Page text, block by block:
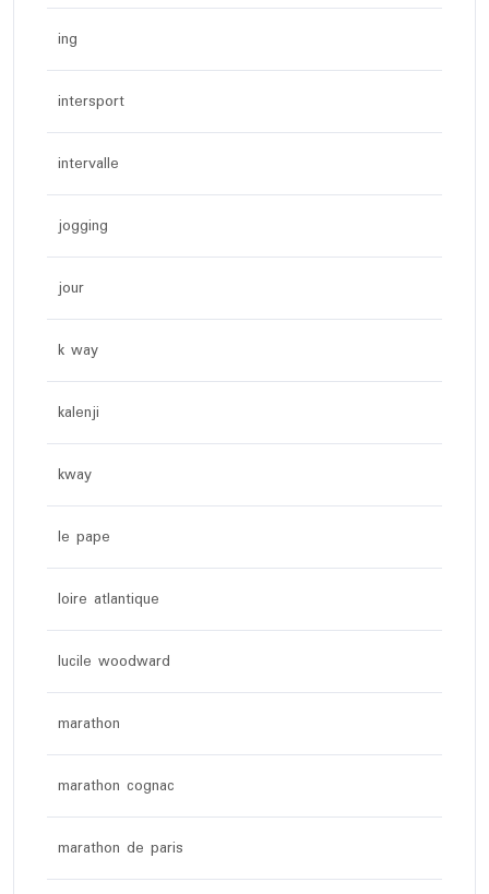
ing
intersport
intervalle
jogging
jour
k way
kalenji
kway
le pape
loire atlantique
lucile woodward
marathon
marathon cognac
marathon de paris